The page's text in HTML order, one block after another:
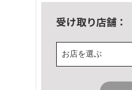
受け取り店舗：
お店を選ぶ